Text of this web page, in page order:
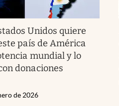
Unidos quiere
país de América
mundial y lo
donaciones
de 2026